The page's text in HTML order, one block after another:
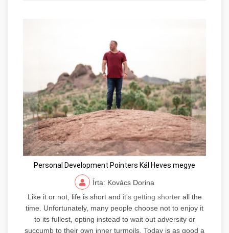
Personal Development Pointers Kál Heves megye
Írta: Kovács Dorina
Like it or not, life is short and it's getting shorterall the
time. Unfortunately, many people choose not to enjoy it
to its fullest, opting instead to wait out adversity or
succumb to their own inner turmoils. Today is as good a